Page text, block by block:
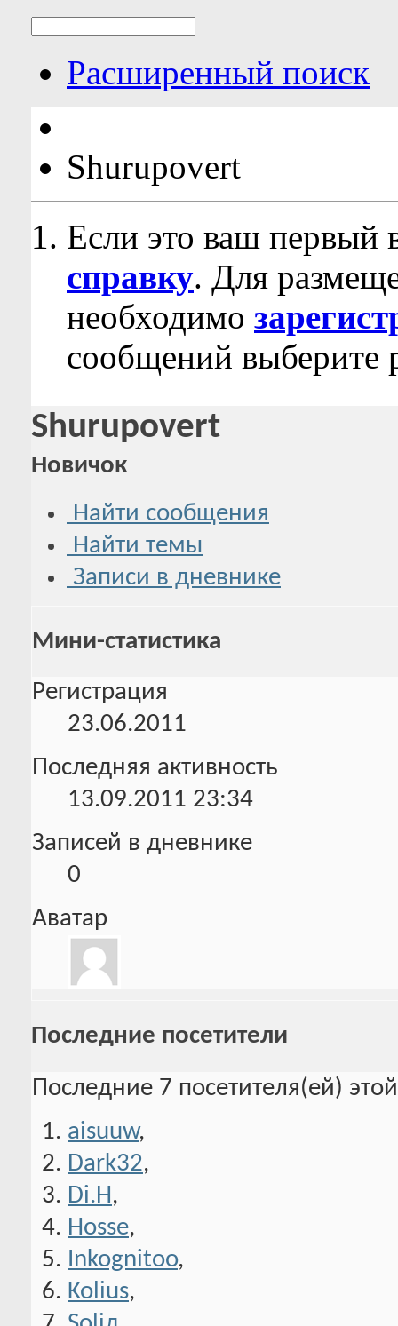
Расширенный поиск
Shurupovert
Если это ваш первый
справку. Для
необходимо
сообщений выберите
Shurupovert
Новичок
Найти сообщения
Найти темы
Записи в дневнике
Мини-статистика
Регистрация
23.06.2011
Последняя активность
13.09.2011 23:34
Записей в дневнике
0
Аватар
Последние посетители
Последние 7 посетителя(ей)
aisuuw,
Dark32,
Di.H ,
Hosse,
Inkognitoo,
Kolius,